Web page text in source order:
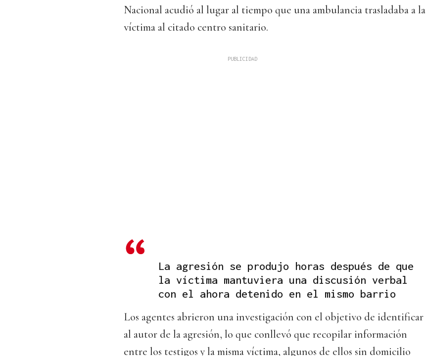
Nacional acudió al lugar al tiempo que una ambulancia trasladaba a la
víctima al citado centro sanitario.
La agresión se produjo horas después de que
la víctima mantuviera una discusión verbal
con el ahora detenido en el mismo barrio
Los agentes abrieron una investigación con el objetivo de identificar
al autor de la agresión, lo que conllevó que recopilar información
entre los testigos y la misma víctima, algunos de ellos sin domicilio